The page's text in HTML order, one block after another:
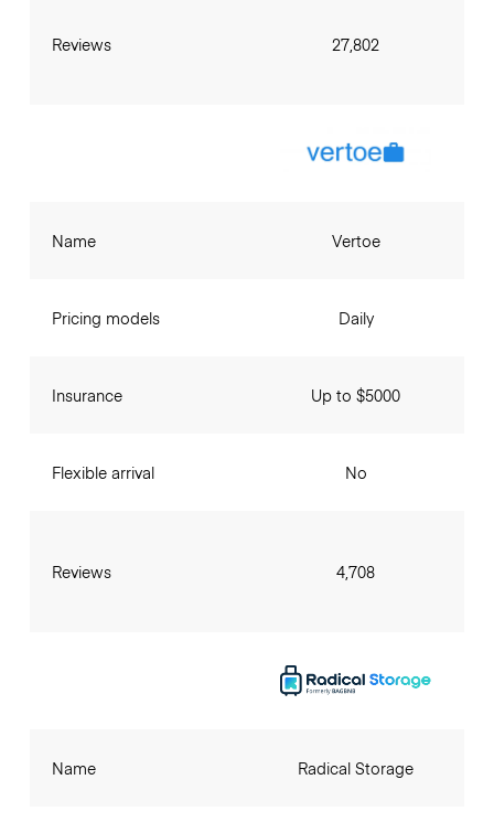
Reviews 27,802
Name
Pricing models
Insurance
Flexible arrival
Reviews
Vertoe
Daily
Up to $5000
No
4,708
Name Radical Storage